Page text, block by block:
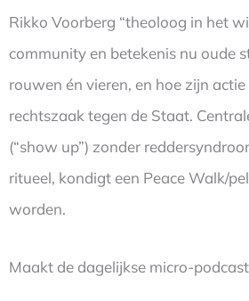
Rikko Voorberg “theoloog in het
community en betekenis nu oude
rouwen én vieren, en hoe zijn
rechtszaak tegen de Staat.
(“show up”) zonder
ritueel, kondigt een Peace Walk/
worden.
Maakt de dagelijkse micro-podcast